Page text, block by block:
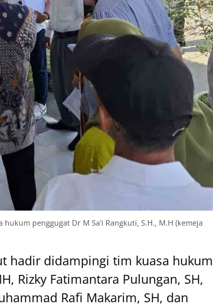
penggugat Dr M Sa'i Rangkuti, S.H., M.H (kemeja
hadir didampingi tim kuasa hukum
Rizky Fatimantara Pulungan, SH,
Rafi Makarim, SH, dan